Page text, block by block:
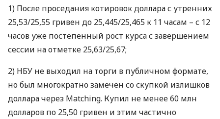
1) После проседания котировок доллара с утренних
25,53/25,55 гривен до 25,445/25,465 к 11 часам – с 12
часов уже постепенный рост курса с завершением
сессии на отметке 25,63/25,67;
2) НБУ не выходил на торги в публичном формате,
но был многократно замечен со скупкой излишков
доллара через Matching. Купил не менее 60 млн
долларов по 25,50 гривен и этим частично